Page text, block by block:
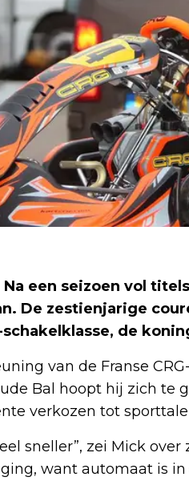
- Na een seizoen vol
De zestienjarige
schakelklasse, de
van de Franse
Bal hoopt hij zich te
verkozen tot
sneller”, zei Mick
want automaat is